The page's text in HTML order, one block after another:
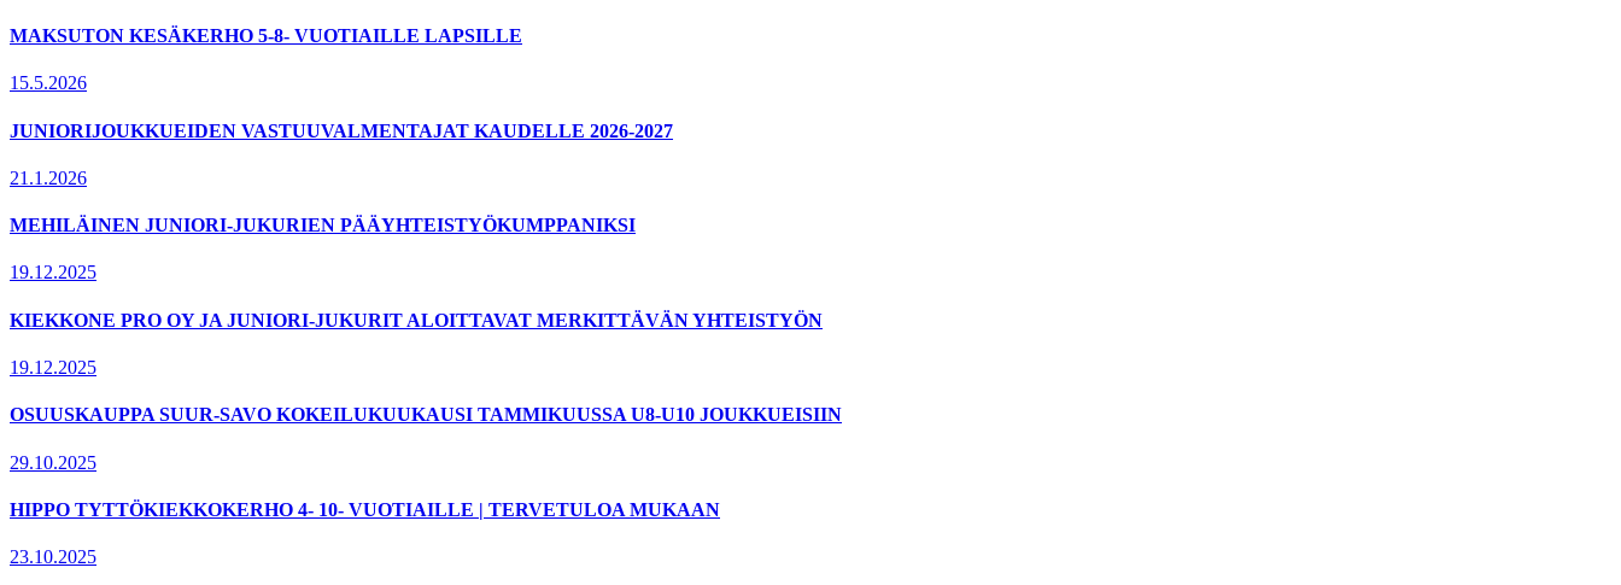
MAKSUTON KESÄKERHO 5-8- VUOTIAILLE LAPSILLE
15.5.2026
JUNIORIJOUKKUEIDEN VASTUUVALMENTAJAT KAUDELLE 2026-2027
21.1.2026
MEHILÄINEN JUNIORI-JUKURIEN PÄÄYHTEISTYÖKUMPPANIKSI
19.12.2025
KIEKKONE PRO OY JA JUNIORI-JUKURIT ALOITTAVAT MERKITTÄVÄN YHTEISTYÖN
19.12.2025
OSUUSKAUPPA SUUR-SAVO KOKEILUKUUKAUSI TAMMIKUUSSA U8-U10 JOUKKUEISIIN
29.10.2025
HIPPO TYTTÖKIEKKOKERHO 4- 10- VUOTIAILLE | TERVETULOA MUKAAN
23.10.2025